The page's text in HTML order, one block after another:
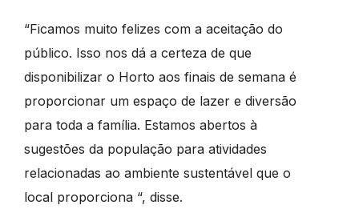
“Ficamos muito felizes com a aceitação do
público. Isso nos dá a certeza de que
disponibilizar o Horto aos finais de semana é
proporcionar um espaço de lazer e diversão
para toda a família. Estamos abertos à
sugestões da população para atividades
relacionadas ao ambiente sustentável que o
local proporciona “, disse.